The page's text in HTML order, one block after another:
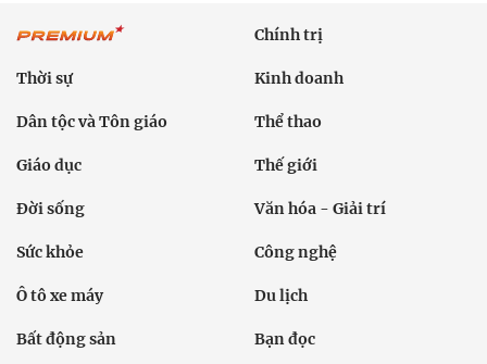
Chính trị
Thời sự Kinh doanh
Dân tộc và Tôn giáo Thể thao
Giáo dục Thế giới
Đời sống Văn hóa - Giải trí
Sức khỏe Công nghệ
Ô tô xe máy Du lịch
Bất động sản Bạn đọc